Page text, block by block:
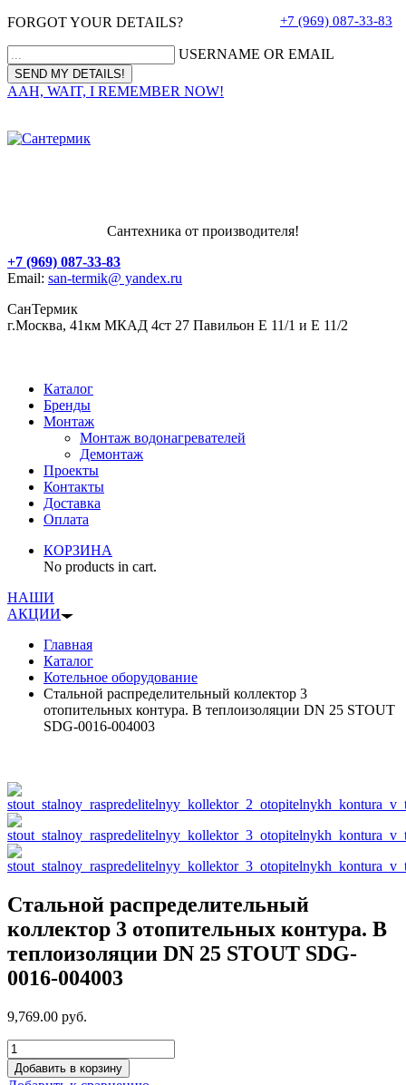
FORGOT YOUR DETAILS?
USERNAME OR EMAIL
AAH, WAIT, I REMEMBER NOW!
+7 (969) 087-33-83
Сантехника от производителя!
+7 (969) 087-33-83
Email: san-termik@ yandex.ru
СанТермик
г.Москва, 41км МКАД 4ст 27 Павильон Е 11/1 и Е 11/2
Каталог
Бренды
Монтаж
Монтаж водонагревателей
Демонтаж
Проекты
Контакты
Доставка
Оплата
КОРЗИНА
No products in cart.
НАШИ
АКЦИИ
Главная
Каталог
Котельное оборудование
Стальной распределительный коллектор 3
отопительных контура. В теплоизоляции DN 25 STOUT
SDG-0016-004003
Стальной распределительный
коллектор 3 отопительных контура. В
теплоизоляции DN 25 STOUT SDG-
0016-004003
9,769.00 руб.
Добавить в корзину